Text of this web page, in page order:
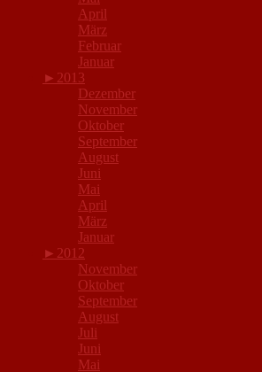
April
März
Februar
Januar
► 2013
Dezember
November
Oktober
September
August
Juni
Mai
April
März
Januar
► 2012
November
Oktober
September
August
Juli
Juni
Mai